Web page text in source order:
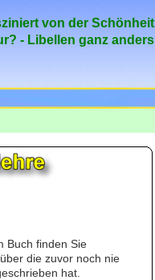
Buch finden Sie
die zuvor noch nie
hat.
von der Schönheit
- Libellen ganz anders